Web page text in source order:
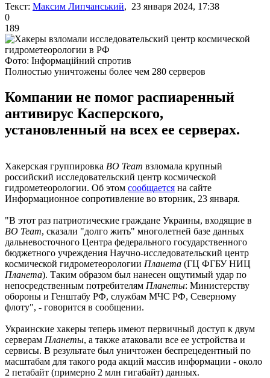
Текст: Максим Липчанський, 23 января 2024, 17:38
0
189
Фото: Інформаційний спротив
Полностью уничтожены более чем 280 серверов
Компании не помог распиаренный
антивирус Касперского,
установленный на всех ее серверах.
Хакерская группировка BO Team взломала крупный
российский исследовательский центр космической
гидрометеорологии. Об этом сообщается на сайте
Информационное сопротивление во вторник, 23 января.
"В этот раз патриотические граждане Украины, входящие в
BO Team, сказали "долго жить" многолетней базе данных
дальневосточного Центра федерального государственного
бюджетного учреждения Научно-исследовательский центр
космической гидрометеорологии Планета (ГЦ ФГБУ НИЦ
Планета). Таким образом был нанесен ощутимый удар по
непосредственным потребителям Планеты: Министерству
обороны и Генштабу РФ, службам МЧС РФ, Северному
флоту", - говорится в сообщении.
Украинские хакеры теперь имеют первичный доступ к двум
серверам Планеты, а также атаковали все ее устройства и
сервисы. В результате был уничтожен беспрецедентный по
масштабам для такого рода акций массив информации - около
2 петабайт (примерно 2 млн гигабайт) данных.